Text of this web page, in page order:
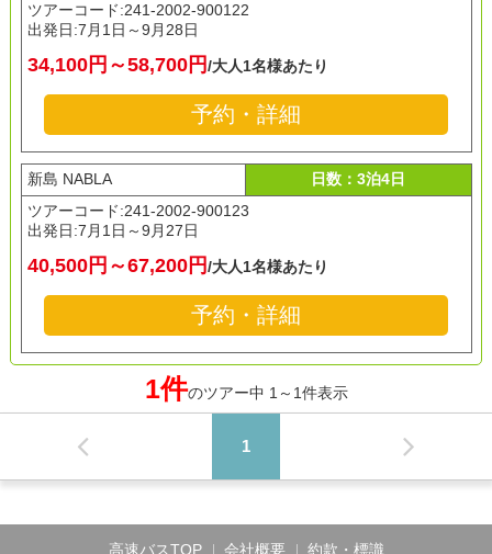
ツアーコード:241-2002-900122
出発日:7月1日～9月28日
34,100円～58,700円/大人1名様あたり
予約・詳細
新島 NABLA
日数：3泊4日
ツアーコード:241-2002-900123
出発日:7月1日～9月27日
40,500円～67,200円/大人1名様あたり
予約・詳細
1件のツアー中 1～1件表示
1
高速バスTOP 会社概要 約款・標識